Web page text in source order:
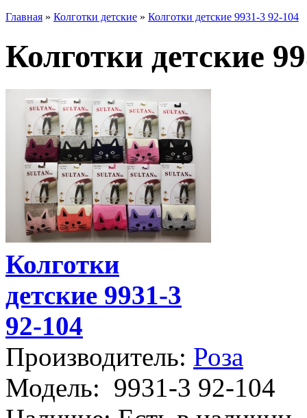
Главная » Колготки детские » Колготки детские 9931-3 92-104
Колготки детские
Колготки
детские 9931-3
92-104
Производитель: Роза
Модель: 9931-3 92-104